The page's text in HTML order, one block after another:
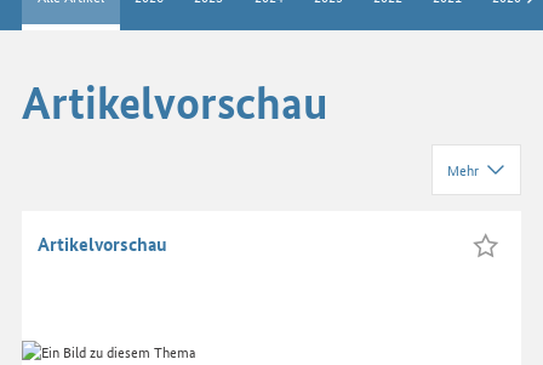
Artikelvorschau
Mehr
Artikelvorschau